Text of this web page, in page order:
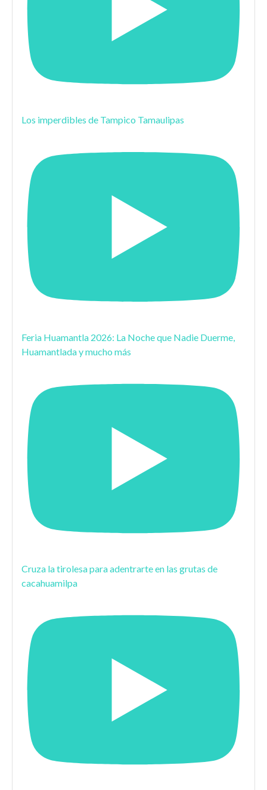
Los imperdibles de Tampico Tamaulipas
Feria Huamantla 2026: La Noche que Nadie Duerme,
Huamantlada y mucho más
Cruza la tirolesa para adentrarte en las grutas de
cacahuamilpa